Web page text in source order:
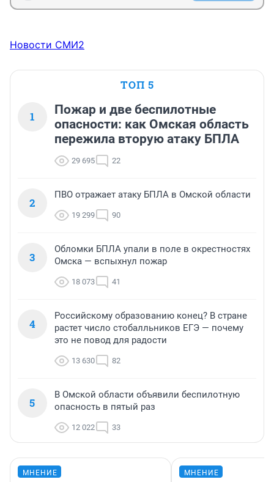
Новости СМИ2
ТОП 5
1
Пожар и две беспилотные
опасности: как Омская область
пережила вторую атаку БПЛА
29 695 22
2
ПВО отражает атаку БПЛА в Омской области
19 299 90
3
Обломки БПЛА упали в поле в окрестностях
Омска — вспыхнул пожар
18 073 41
4
Российскому образованию конец? В стране
растет число стобалльников ЕГЭ — почему
это не повод для радости
13 630 82
5
В Омской области объявили беспилотную
опасность в пятый раз
12 022 33
МНЕНИЕ МНЕНИЕ